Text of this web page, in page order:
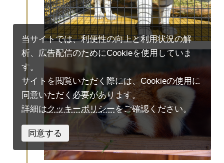
当サイトでは、利便性の向上と利用状況の解
析、広告配信のためにCookieを使用していま
す。
サイトを閲覧いただく際には、Cookieの使用に
同意いただく必要があります。
詳細はクッキーポリシーをご確認ください。
同意する